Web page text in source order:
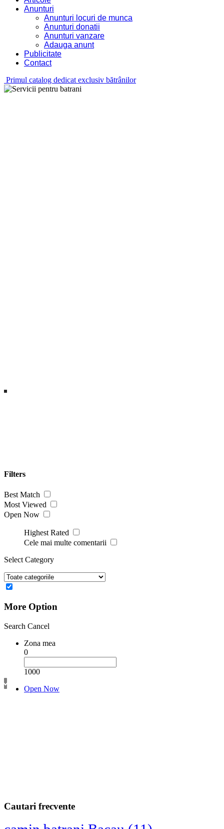
Anunturi
Anunturi locuri de munca
Anunturi donatii
Anunturi vanzare
Adauga anunt
Publicitate
Contact
Primul catalog dedicat exclusiv bătrânilor
Filters
Best Match
Most Viewed
Open Now
Highest Rated
Cele mai multe comentarii
Select Category
More Option
Search Cancel
Zona mea
0
1000
Open Now
Cautari frecvente